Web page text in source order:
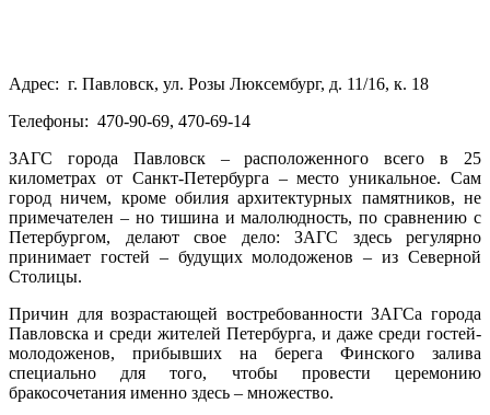
Адрес: г. Павловск, ул. Розы Люксембург, д. 11/16, к. 18
Телефоны: 470-90-69, 470-69-14
ЗАГС города Павловск – расположенного всего в 25
километрах от Санкт-Петербурга – место уникальное. Сам
город ничем, кроме обилия архитектурных памятников, не
примечателен – но тишина и малолюдность, по сравнению с
Петербургом, делают свое дело: ЗАГС здесь регулярно
принимает гостей – будущих молодоженов – из Северной
Столицы.
Причин для возрастающей востребованности ЗАГСа города
Павловска и среди жителей Петербурга, и даже среди гостей-
молодоженов, прибывших на берега Финского залива
специально для того, чтобы провести церемонию
бракосочетания именно здесь – множество.